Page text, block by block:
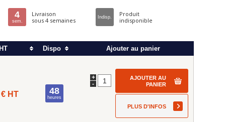
4
sem.
Livraison
sous 4 semaines
Indisp.
Produit
indisponible
Dispo Ajouter au panier
HT 48
heures
+
-
AJOUTER AU
PANIER
PLUS D'INFOS